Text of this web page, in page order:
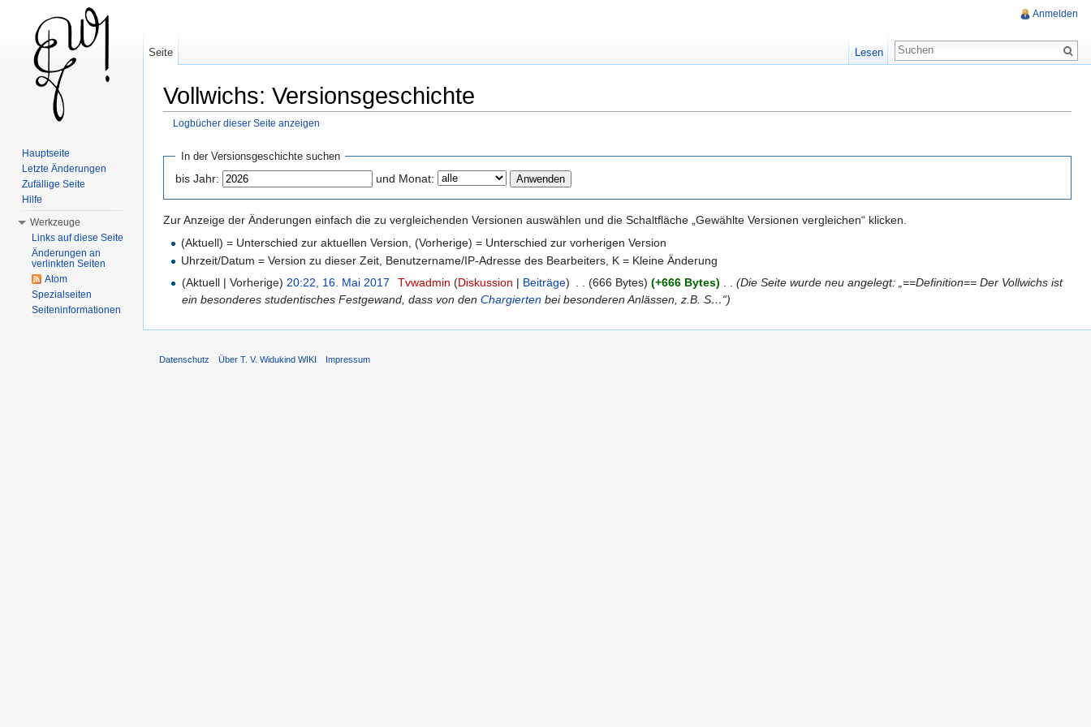
Vollwichs: Versionsgeschichte
Logbücher dieser Seite anzeigen
In der Versionsgeschichte suchen
bis Jahr: und Monat:
Zur Anzeige der Änderungen einfach die zu vergleichenden Versionen auswählen und die Schaltfläche „Gewählte Versionen vergleichen“ klicken.
(Aktuell) = Unterschied zur aktuellen Version, (Vorherige) = Unterschied zur vorherigen Version
Uhrzeit/Datum = Version zu dieser Zeit, Benutzername/IP-Adresse des Bearbeiters, K = Kleine Änderung
(Aktuell | Vorherige) 20:22, 16. Mai 2017 Tvwadmin (Diskussion | Beiträge) (666 Bytes) (+666 Bytes)
(Die Seite wurde neu angelegt: „==Definition== Der Vollwichs ist
ein besonderes studentisches Festgewand, dass von denChargierten bei besonderen Anlässen, z.B. S…“)
Anmelden
Seite Lesen
Hauptseite
Letzte Änderungen
Zufällige Seite
Hilfe
Werkzeuge
Links auf diese Seite
Änderungen an
verlinkten Seiten
Atom
Spezialseiten
Seiteninformationen
Datenschutz Über T. V. Widukind WIKI Impressum